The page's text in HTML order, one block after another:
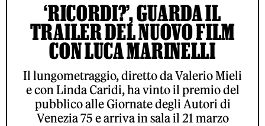
‘RICORDI?’, GUARDA IL
TRAILER DEL NUOVO FILM
CON LUCA MARINELLI
Il lungometraggio, diretto da Valerio Mieli
e con Linda Caridi, ha vinto il premio del
pubblico alle Giornate degli Autori di
Venezia 75 e arriva in sala il 21 marzo